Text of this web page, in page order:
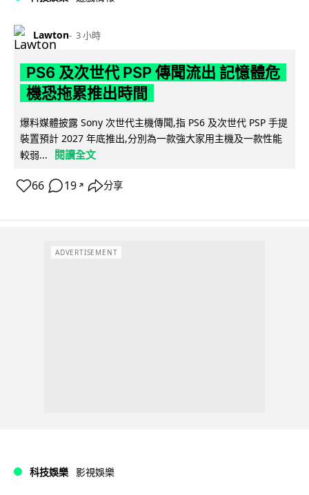
Lawton 3 小時
PS6 及次世代 PSP 傳聞流出 記憶體危
機恐拖累推出時間
爆料媒體披露 Sony 次世代主機傳聞,指 PS6 及次世代 PSP 手提
裝置預計 2027 年底推出,分別為一款強大家用主機及一款性能
較弱...
閱讀全文
66 19 ↗ 分享
ADVERTISEMENT
科技娛樂 影視娛樂